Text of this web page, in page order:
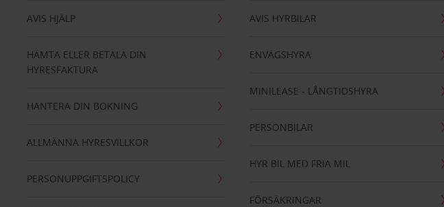
AVIS HJÄLP
HÄMTA ELLER BETALA DIN
HYRESFAKTURA
HANTERA DIN BOKNING
ALLMÄNNA HYRESVILLKOR
PERSONUPPGIFTSPOLICY
AVIS HYRBILAR
ENVÄGSHYRA
MINILEASE - LÅNGTIDSHYRA
PERSONBILAR
HYR BIL MED FRIA MIL
FÖRSÄKRINGAR